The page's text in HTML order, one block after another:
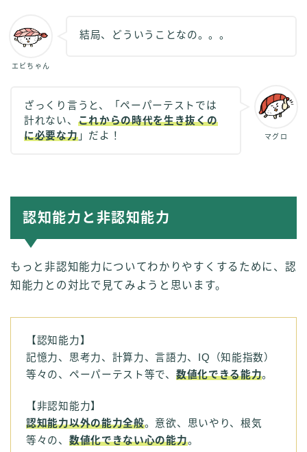
エビちゃん
結局、どういうことなの。。。
マグロ
ざっくり言うと、「ペーパーテストでは
計れない、 これからの時代を生き抜くの
に必要な力」だよ！
認知能力と非認知能力
もっと非認知能力についてわかりやすくするために、認
知能力との対比で見てみようと思います。
【認知能力】
記憶力、思考力、計算力、言語力、IQ（知能指数）
等々の、ペーパーテスト等で、 数値化できる能力。
【非認知能力】
認知能力以外の能力全般。意欲、思いやり、根気
等々の、 数値化できない心の能力。